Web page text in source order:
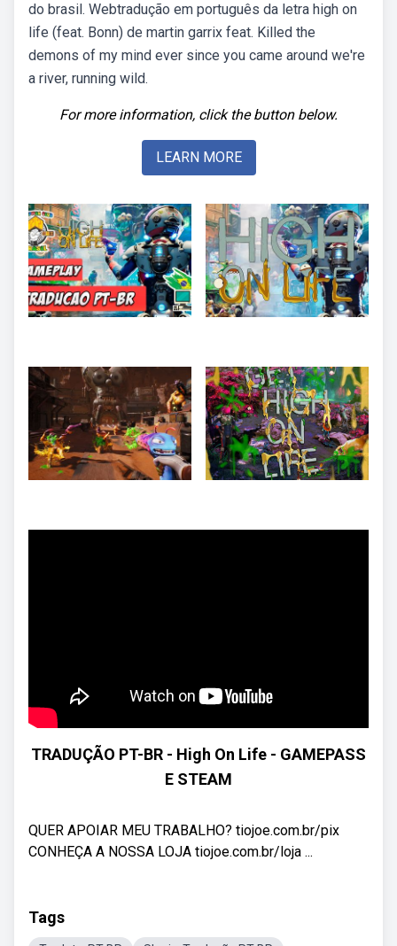
do brasil. Webtradução em português da letra high on
life (feat. Bonn) de martin garrix feat. Killed the
demons of my mind ever since you came around we′re
a river, running wild.
For more information, click the button below.
LEARN MORE
TRADUÇÃO PT-BR - High On Life - GAMEPASS
E STEAM
QUER APOIAR MEU TRABALHO? tiojoe.com.br/pix
CONHEÇA A NOSSA LOJA tiojoe.com.br/loja ...
Tags